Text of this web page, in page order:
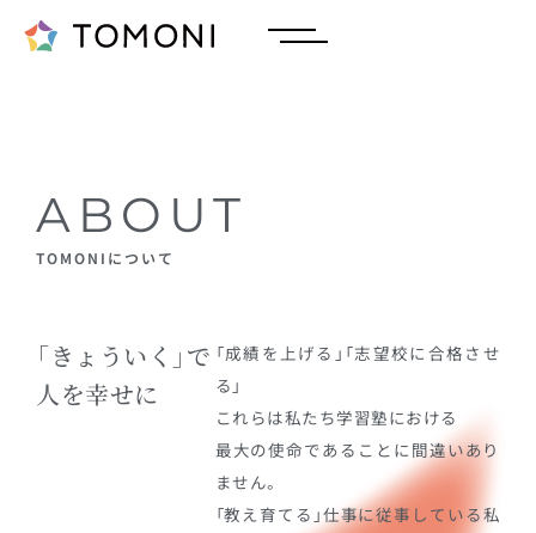
ABOUT
TOMONIについて
「きょういく」で
人を幸せに
「成績を上げる」「志望校に合格させ
る」
これらは私たち学習塾における
最大の使命であることに間違いあり
ません。
「教え育てる」仕事に従事している私